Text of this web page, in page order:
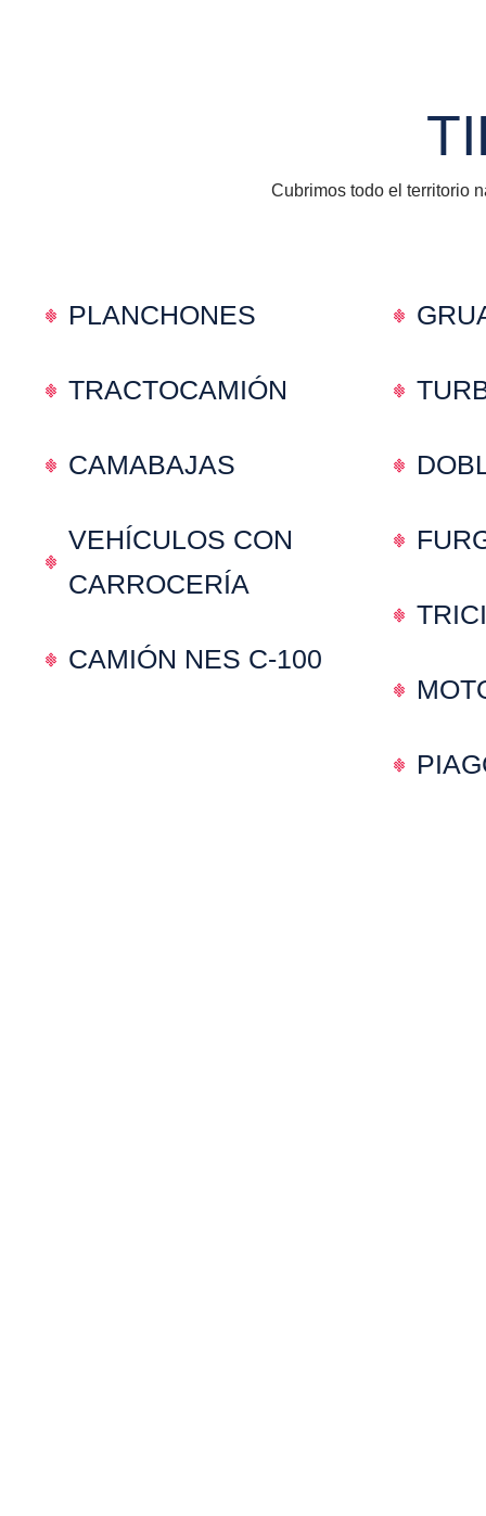
Cubrimos todo el territorio
PLANCHONES
TRACTOCAMIÓN
CAMABAJAS
VEHÍCULOS CON
CARROCERÍA
CAMIÓN NES C-100